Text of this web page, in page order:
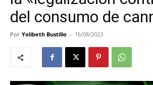
del consumo de
Por Yolibeth Bustillo - 16/08/2023